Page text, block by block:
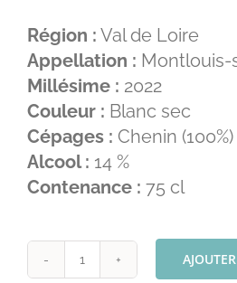
Région : Val de Loire
Appellation : Montlouis-
Millésime : 2022
Couleur : Blanc sec
Cépages : Chenin (100%)
Alcool : 14 %
Contenance : 75 cl
quantité